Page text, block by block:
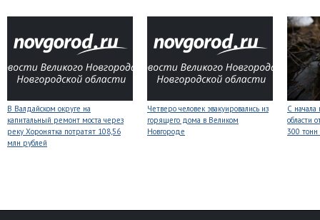
В Валдайском округе на
капитальный ремонт моста через
реку Хоронятка потратят 108,56
млн рублей
Четверо человек эвакуировались из
горящего дома в Великом
Новгороде
С начала
области
300